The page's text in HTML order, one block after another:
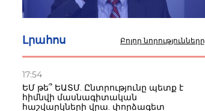
Լրահոս Բոլոր նորությունները
17:54
ԵՄ թե՞ ԵԱՏՄ. Ընտրությունը պետք է
հիմնվի մասնագիտական
հաշվարկների վրա. փորձագետ